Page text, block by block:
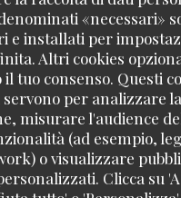
«necessari»
e installati per
Altri cookies
tuo consenso. Questi
per analizzare
misurare l'audience
(ad esempio,
o visualizzare
Clicca su
4/5 CUCINA:
de l’équipe